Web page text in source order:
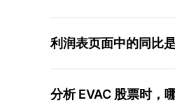
利润表页面中的同比
分析 EVAC 股票时，